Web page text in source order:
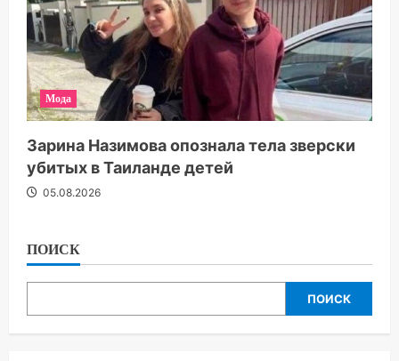
Мода
Зарина Назимова опознала тела зверски
убитых в Таиланде детей
05.08.2026
ПОИСК
ПОИСК